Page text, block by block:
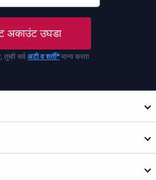
अकाउंट उघडा
तुम्ही सर्व अटी व शर्ती*मान्य करता